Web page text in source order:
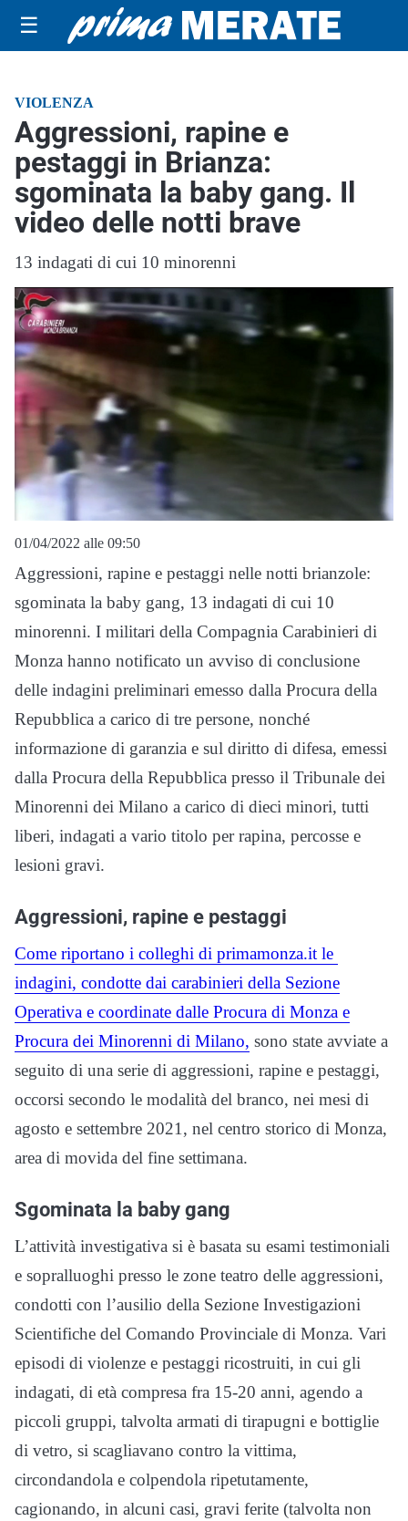
☰
VIOLENZA
Aggressioni, rapine e
pestaggi in Brianza:
sgominata la baby gang. Il
video delle notti brave
13 indagati di cui 10 minorenni
01/04/2022 alle 09:50
Aggressioni, rapine e pestaggi nelle notti brianzole:
sgominata la baby gang, 13 indagati di cui 10
minorenni. I militari della Compagnia Carabinieri di
Monza hanno notificato un avviso di conclusione
delle indagini preliminari emesso dalla Procura della
Repubblica a carico di tre persone, nonché
informazione di garanzia e sul diritto di difesa, emessi
dalla Procura della Repubblica presso il Tribunale dei
Minorenni dei Milano a carico di dieci minori, tutti
liberi, indagati a vario titolo per rapina, percosse e
lesioni gravi.
Aggressioni, rapine e pestaggi
Come riportano i colleghi di primamonza.it le
indagini, condotte dai carabinieri della Sezione
Operativa e coordinate dalle Procura di Monza e
Procura dei Minorenni di Milano, sono state avviate a
seguito di una serie di aggressioni, rapine e pestaggi,
occorsi secondo le modalità del branco, nei mesi di
agosto e settembre 2021, nel centro storico di Monza,
area di movida del fine settimana.
Sgominata la baby gang
L’attività investigativa si è basata su esami testimoniali
e sopralluoghi presso le zone teatro delle aggressioni,
condotti con l’ausilio della Sezione Investigazioni
Scientifiche del Comando Provinciale di Monza. Vari
episodi di violenze e pestaggi ricostruiti, in cui gli
indagati, di età compresa fra 15-20 anni, agendo a
piccoli gruppi, talvolta armati di tirapugni e bottiglie
di vetro, si scagliavano contro la vittima,
circondandola e colpendola ripetutamente,
cagionando, in alcuni casi, gravi ferite (talvolta non